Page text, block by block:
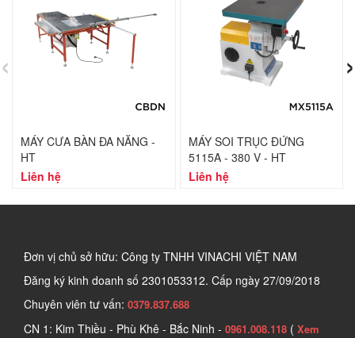
MÁY CƯA BÀN ĐA NĂNG -
HT
Liên hệ
MÁY SOI TRỤC ĐỨNG
5115A - 380 V - HT
Liên hệ
‹ ›
Đơn vị chủ sở hữu: Công ty TNHH VINACHI VIỆT NAM
Đăng ký kinh doanh số 2301053312. Cấp ngày 27/09/2018
Chuyên viên tư vấn: 0379.837.688
CN 1: Kim Thiều - Phù Khê - Bắc Ninh - 0961.008.118 ( Xem